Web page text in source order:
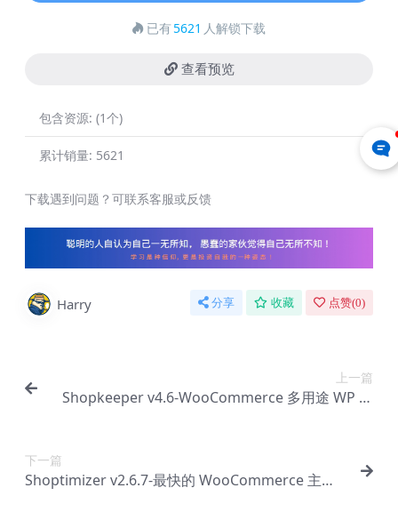
已有5621 人解锁下载
查看预览
包含资源: (1个)
累计销量: 5621
下载遇到问题？可联系客服或反馈
Harry 分享 收藏 点赞(0)
上一篇
Shopkeeper v4.6-WooCommerce 多用途 WP 商
下一篇
Shoptimizer v2.6.7-最快的 WooCommerce 主题